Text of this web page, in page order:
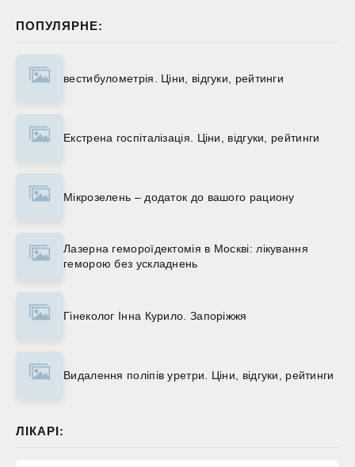
ПОПУЛЯРНЕ:
вестибулометрія. Ціни, відгуки, рейтинги
Екстрена госпіталізація. Ціни, відгуки, рейтинги
Мікрозелень – додаток до вашого рациону
Лазерна гемороїдектомія в Москві: лікування
геморою без ускладнень
Гінеколог Інна Курило. Запоріжжя
Видалення поліпів уретри. Ціни, відгуки, рейтинги
ЛІКАРІ: